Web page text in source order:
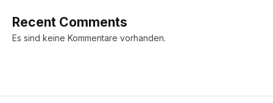
Recent Comments
Es sind keine Kommentare vorhanden.